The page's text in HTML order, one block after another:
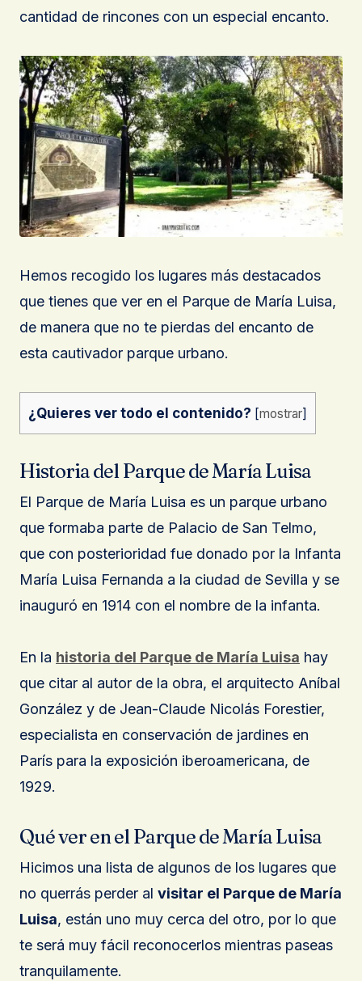
cantidad de rincones con un especial encanto.
Hemos recogido los lugares más destacados
que tienes que ver en el Parque de María Luisa,
de manera que no te pierdas del encanto de
esta cautivador parque urbano.
¿Quieres ver todo el contenido? [mostrar]
Historia del Parque de María Luisa
El Parque de María Luisa es un parque urbano
que formaba parte de Palacio de San Telmo,
que con posterioridad fue donado por la Infanta
María Luisa Fernanda a la ciudad de Sevilla y se
inauguró en 1914 con el nombre de la infanta.
En la historia del Parque de María Luisa hay
que citar al autor de la obra, el arquitecto Aníbal
González y de Jean-Claude Nicolás Forestier,
especialista en conservación de jardines en
París para la exposición iberoamericana, de
1929.
Qué ver en el Parque de María Luisa
Hicimos una lista de algunos de los lugares que
no querrás perder al visitar el Parque de María
Luisa, están uno muy cerca del otro, por lo que
te será muy fácil reconocerlos mientras paseas
tranquilamente.